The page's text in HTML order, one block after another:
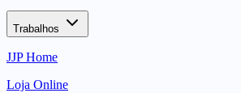
Trabalhos
JJP Home
Loja Online